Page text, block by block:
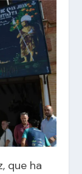
que ha